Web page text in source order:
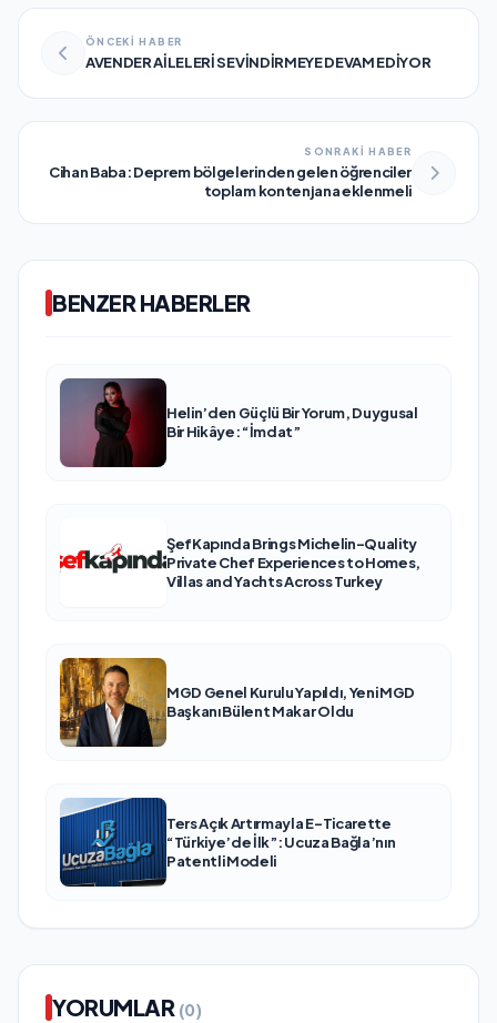
ÖNCEKİ HABER
AVENDER AİLELERİ SEVİNDİRMEYE DEVAM EDİYOR
SONRAKİ HABER
Cihan Baba: Deprem bölgelerinden gelen öğrenciler
toplam kontenjana eklenmeli
BENZER HABERLER
Helin’den Güçlü Bir Yorum, Duygusal
Bir Hikâye: “İmdat”
ŞefKapında Brings Michelin-Quality
Private Chef Experiences to Homes,
Villas and Yachts Across Turkey
MGD Genel Kurulu Yapıldı, Yeni MGD
Başkanı Bülent Makar Oldu
Ters Açık Artırmayla E-Ticarette
“Türkiye’de İlk”: Ucuza Bağla’nın
Patentli Modeli
YORUMLAR (0)